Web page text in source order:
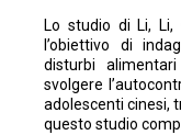
Lo studio di Li, Li,
l’obiettivo di
disturbi
svolgere
adolescenti cinesi,
questo studio